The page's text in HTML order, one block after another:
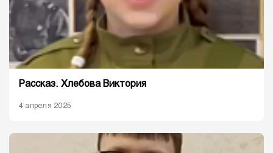
Рассказ. Хлебова Виктория
4 апреля 2025